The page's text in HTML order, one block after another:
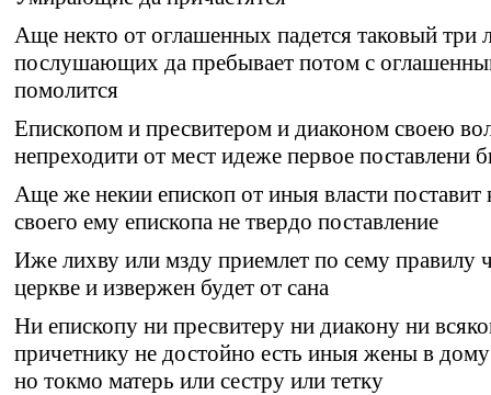
Аще некто от оглашенных падется таковый три
послушающих да пребывает потом с
помолится
Епископом и пресвитером и диаконом своею
непреходити от мест идеже первое поставлени
Аще же некии епископ от иныя власти поставит
своего ему епископа не твердо поставление
Иже лихву или мзду приемлет по сему правилу
церкве и извержен будет от сана
Ни епископу ни пресвитеру ни диакону ни
причетнику не достойно есть иныя жены в
но токмо матерь или сестру или тетку